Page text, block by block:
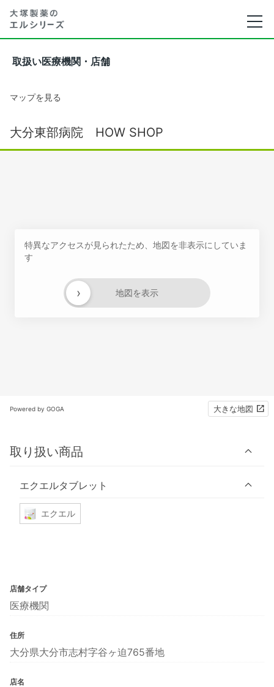
取扱い医療機関・店舗
マップを見る
大分東部病院 HOW SHOP
特異なアクセスが見られたため、地図を非表示にしていま
す
地図を表示
›
Powered by GOGA 大きな地図
取り扱い商品
エクエルタブレット
エクエル
店舗タイプ
医療機関
住所
大分県大分市志村字谷ヶ迫765番地
店名